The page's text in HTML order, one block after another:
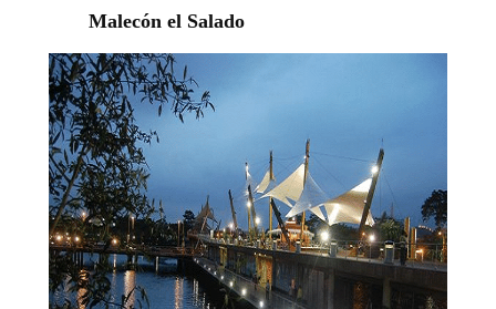
Malecón el Salado